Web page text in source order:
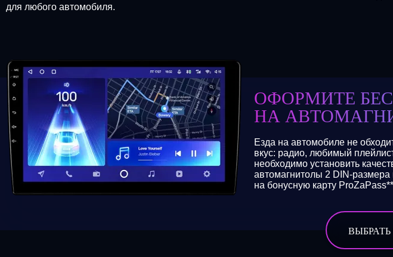
для любого автомобиля.
ОФОРМИТЕ
НА
Езда на автомобиле не
вкус: радио, любимый
необходимо установить
автомагнитолы 2 DIN-размера
на бонусную карту